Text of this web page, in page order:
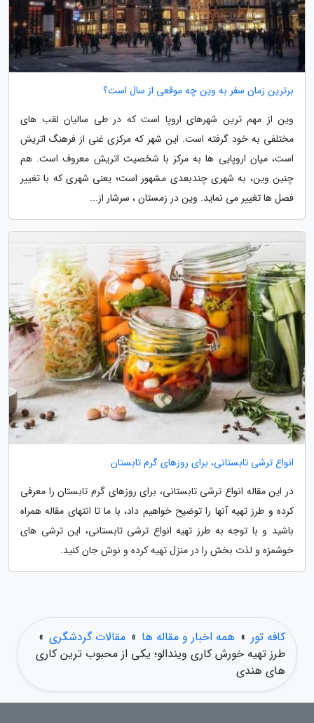
برترین زمان سفر به وین چه موقعی از سال است؟
وین از مهم ترین شهرهای اروپا است که در طی سالیان لقب های
مختلفی به خود گرفته است. این شهر که مرکزی غنی از فرهنگ اتریش
است، میان اروپایی ها به مرکز با شخصیت اتریش معروف است. هم
چنین وین، به شهری چندبعدی مشهور است؛ یعنی شهری که با تغییر
فصل ها تغییر می نماید. وین در زمستان ، سرشار از...
انواع ترشی تابستانی، برای روزهای گرم تابستان
در این مقاله انواع ترشی تابستانی، برای روزهای گرم تابستان را معرفی
کرده و طرز تهیه آنها را توضیح خواهیم داد، با ما تا انتهای مقاله همراه
باشید و با توجه به طرز تهیه انواع ترشی تابستانی، این ترشی های
خوشمزه و لذت بخش را در منزل تهیه کرده و نوش جان کنید.
کافه تور » همه اخبار و مقاله ها » مقالات گردشگری »
طرز تهیه خورش کاری ویندالو؛ یکی از محبوب ترین کاری
های هندی